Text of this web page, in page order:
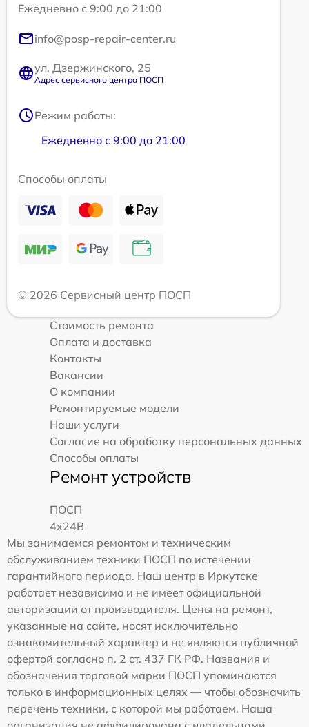
Ежедневно с 9:00 до 21:00
info@posp-repair-center.ru
ул. Дзержинского, 25
Адрес сервисного центра ПОСП
Режим работы:
Ежедневно с 9:00 до 21:00
Способы оплаты
© 2026 Сервисный центр ПОСП
Стоимость ремонта
Оплата и доставка
Контакты
Вакансии
О компании
Ремонтируемые модели
Наши услуги
Согласие на обработку персональных данных
Способы оплаты
Ремонт устройств
ПОСП
4x24B
Мы занимаемся ремонтом и техническим
обслуживанием техники ПОСП по истечении
гарантийного периода. Наш центр в Иркутске
работает независимо и не имеет официальной
авторизации от производителя. Цены на ремонт,
указанные на сайте, носят исключительно
ознакомительный характер и не являются публичной
офертой согласно п. 2 ст. 437 ГК РФ. Названия и
обозначения торговой марки ПОСП упоминаются
только в информационных целях — чтобы обозначить
перечень техники, с которой мы работаем. Наша